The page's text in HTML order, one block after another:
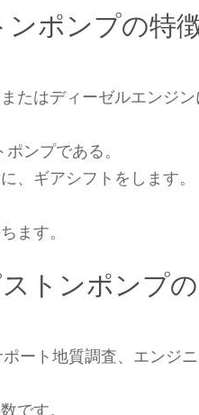
ポンプの特徴
たはディーゼルエンジン
ンプである。
、ギアシフトをします。
ます。
トンポンプの
ート地質調査、エンジ
です。